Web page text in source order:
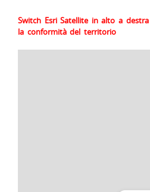
Switch Esri Satellite in alto a
la conformità del territorio